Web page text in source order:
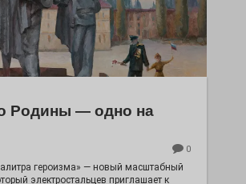
Родины — одно на
0
героизма» — новый масштабный
электростальцев приглашает к